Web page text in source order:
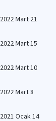
2022 Mart 21
2022 Mart 15
2022 Mart 10
2022 Mart 8
2021 Ocak 14